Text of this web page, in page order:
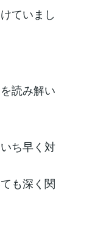
ていまし
読み解い
ち早く対
も深く関